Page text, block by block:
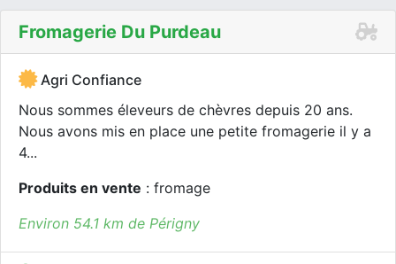
Fromagerie Du Purdeau
Agri Confiance
Nous sommes éleveurs de chèvres depuis 20 ans.
Nous avons mis en place une petite fromagerie il y a
4...
Produits en vente : fromage
Environ 54.1 km de Périgny